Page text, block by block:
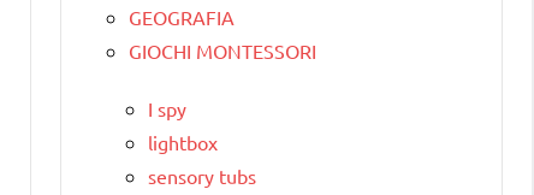
GEOGRAFIA
GIOCHI MONTESSORI
I spy
lightbox
sensory tubs